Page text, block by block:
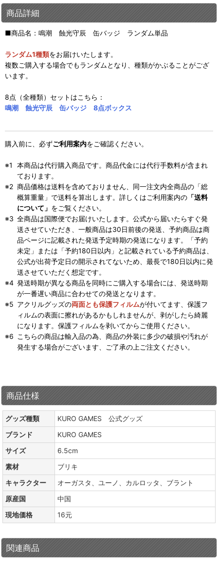
商品詳細
■商品名：鳴潮 蝕光守辰 缶バッジ ランダム単品
ランダム1種類をお届けいたします。
複数ご購入する場合でもランダムとなり、種類がかぶることがござ
います。
8点（全種類）セットはこちら：
鳴潮 蝕光守辰 缶バッジ 8点ボックス
購入前に、必ずご利用案内をご確認ください。
本商品は代行購入商品です。商品代金には代行手数料が含まれ
ております。
商品価格は送料を含めておりません、同一注文内全商品の「総
概算重量」で送料を算出します。詳しくはご利用案内の 「送料
について」 をご覧ください。
全商品は国際便でお届けいたします。公式から届いたらすぐ発
送させていただき、一般商品は30日前後の発送、予約商品は商
品ページに記載された発送予定時期の発送になります。「予約
未定」または「予約180日以内」と記載されている予約商品は、
公式が出荷予定日の開示されてないため、最長で180日以内に発
送させていただく想定です。
発送時期が異なる商品を同時にご購入する場合には、発送時期
が一番遅い商品に合わせての発送となります。
アクリルグッズの両面とも保護フィルムが付いてます、保護フ
ィルムの表面に擦れがあるかもしれませんが、剥がしたら綺麗
になります。保護フィルムを剥いてからご使用ください。
こちらの商品は輸入品の為、商品の外装に多少の破損や汚れが
発生する場合がございます、ご了承の上ご注文ください。
商品仕様
グッズ種類
KURO GAMES 公式グッズ
ブランド
KURO GAMES
サイズ
6.5cm
素材
ブリキ
キャラクター
オーガスタ、ユーノ、カルロッタ、ブラント
原産国
中国
現地価格
16元
関連商品